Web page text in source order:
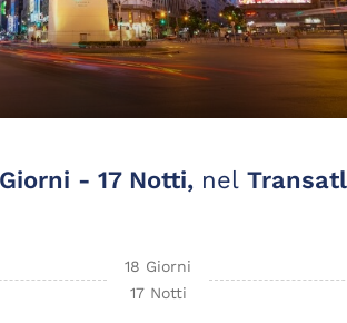
- 17 Notti, nel
18 Giorni
17 Notti